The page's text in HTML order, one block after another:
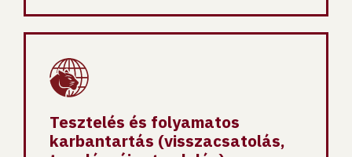
Tesztelés és folyamatos
karbantartás (visszacsatolás,